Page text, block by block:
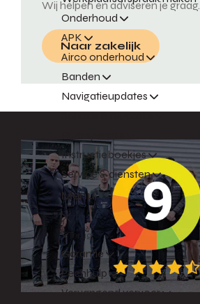
Onderhoud
APK
Airco onderhoud
Banden
Navigatieupdates
Schade & reparatie
Instructieboekjes
Service & diensten
Menu
Terug
Garantie
Pechhulp
Vervangend vervoer
Wij helpen en adviseren je graag.
Naar zakelijk